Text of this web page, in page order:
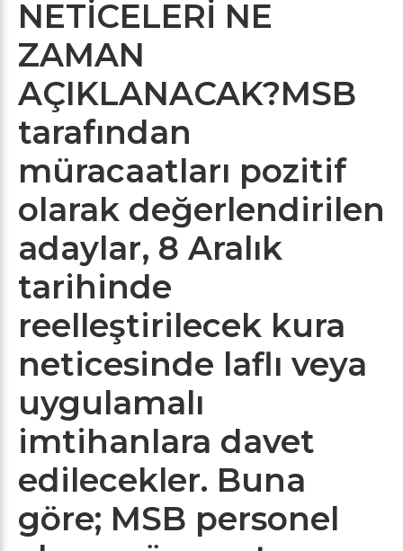
NETİCELERİ NE
ZAMAN
AÇIKLANACAK?MSB
tarafından
müracaatları pozitif
olarak değerlendirilen
adaylar, 8 Aralık
tarihinde
reelleştirilecek kura
neticesinde laflı veya
uygulamalı
imtihanlara davet
edilecekler. Buna
göre; MSB personel